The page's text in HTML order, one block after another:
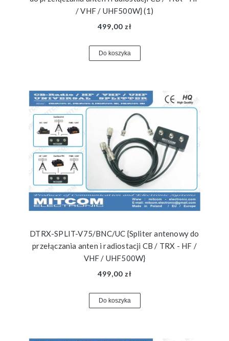
/ VHF / UHF500W} (1)
499,00 zł
Do koszyka
DTRX-SPLIT-V75/BNC/UC {Spliter antenowy do
przełączania anten i radiostacji CB / TRX - HF /
VHF / UHF500W}
499,00 zł
Do koszyka